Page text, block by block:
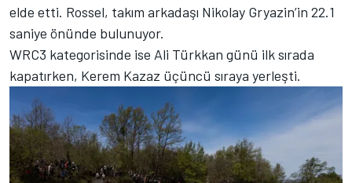
elde etti. Rossel, takım arkadaşı Nikolay Gryazin’in 22.1
saniye önünde bulunuyor.
WRC3 kategorisinde ise Ali Türkkan günü ilk sırada
kapatırken, Kerem Kazaz üçüncü sıraya yerleşti.